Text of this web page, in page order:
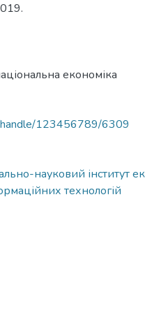
економіка
handle/123456789/6309
науковий інститут
технологій